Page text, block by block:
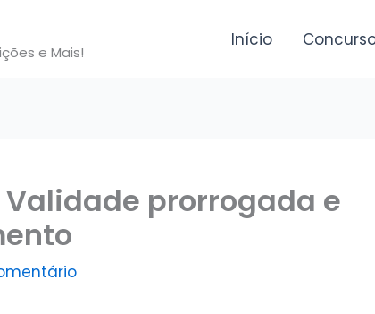
e Mais!
Início
Validade prorrogada e